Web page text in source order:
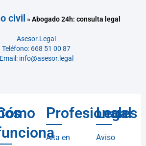
civil »Abogado 24h: consulta legal
Asesor.Legal
Teléfono: 668 51 00 87
Email: info@asesor.legal
Profesionales
Alta en
Legal
Aviso